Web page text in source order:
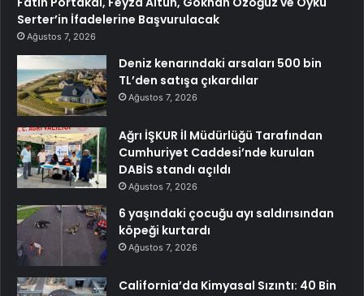
Serter’in İfadelerine Başvurulacak
Ağustos 7, 2026
Deniz kenarındaki arsaları 500 bin
TL’den satışa çıkardılar
Ağustos 7, 2026
Ağrı İŞKUR İl Müdürlüğü Tarafından
Cumhuriyet Caddesi’nde kurulan
DABİS standı açıldı
Ağustos 7, 2026
6 yaşındaki çocuğu ayı saldırısından
köpeği kurtardı
Ağustos 7, 2026
California’da Kimyasal Sızıntı: 40 Bin